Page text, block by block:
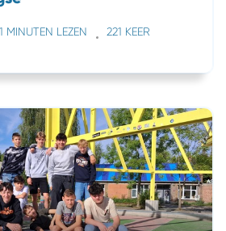
1 MINUTEN LEZEN
221 KEER